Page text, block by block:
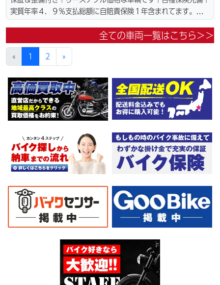
実質年率４．９％支払総額に自賠責保険１年含まれてます。全国
港止めになります）。☆盗難保険加入可能！ｗｅｂローン・カー
ド各種取り扱ってます。仕様変更からレストアまで、お気軽にお
問い合わせ下さい。ご契約後の取り置き＆保管無料サービス行っ
全ての車両一覧はこちら＞＞
« 1 2 »